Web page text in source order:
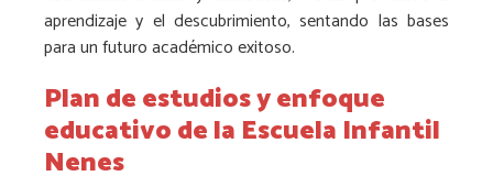
aprendizaje y el descubrimiento, sentando las bases
para un futuro académico exitoso.
Plan de estudios y enfoque
educativo de la Escuela Infantil
Nenes